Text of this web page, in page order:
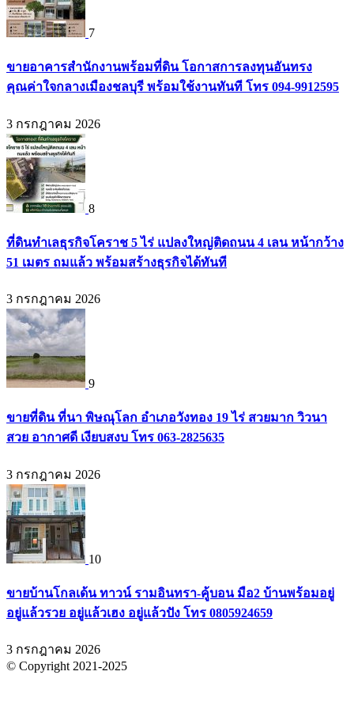
7
ขายอาคารสำนักงานพร้อมที่ดิน โอกาสการลงทุนอันทรง
คุณค่าใจกลางเมืองชลบุรี พร้อมใช้งานทันที โทร 094-9912595
3 กรกฎาคม 2026
8
ที่ดินทำเลธุรกิจโคราช 5 ไร่ แปลงใหญ่ติดถนน 4 เลน หน้ากว้าง
51 เมตร ถมแล้ว พร้อมสร้างธุรกิจได้ทันที
3 กรกฎาคม 2026
9
ขายที่ดิน ที่นา พิษณุโลก อำเภอวังทอง 19 ไร่ สวยมาก วิวนา
สวย อากาศดี เงียบสงบ โทร 063-2825635
3 กรกฎาคม 2026
10
ขายบ้านโกลเด้น ทาวน์ รามอินทรา-คู้บอน มือ2 บ้านพร้อมอยู่
อยู่แล้วรวย อยู่แล้วเฮง อยู่แล้วปัง โทร 0805924659
3 กรกฎาคม 2026
© Copyright 2021-2025